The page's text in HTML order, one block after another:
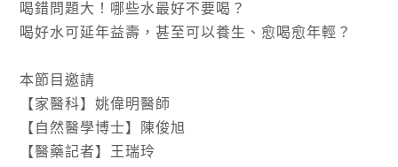
喝錯問題大！哪些水最好不要喝？
喝好水可延年益壽，甚至可以養生、愈喝愈年輕？
本節目邀請
【家醫科】姚偉明醫師
【自然醫學博士】陳俊旭
【醫藥記者】王瑞玲